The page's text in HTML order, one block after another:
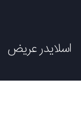
اسلایدر عریض